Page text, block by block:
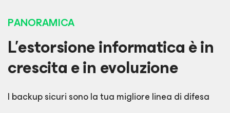
PANORAMICA
L'estorsione informatica è in
crescita e in evoluzione
I backup sicuri sono la tua migliore linea di difesa